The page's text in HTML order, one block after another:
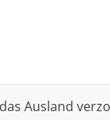
Ausland